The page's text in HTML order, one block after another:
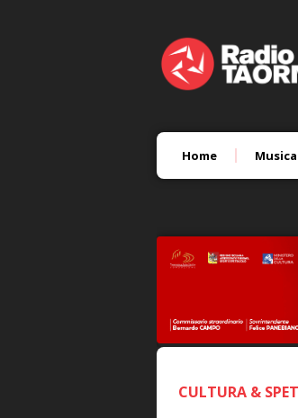
Home Musica
CULTURA &